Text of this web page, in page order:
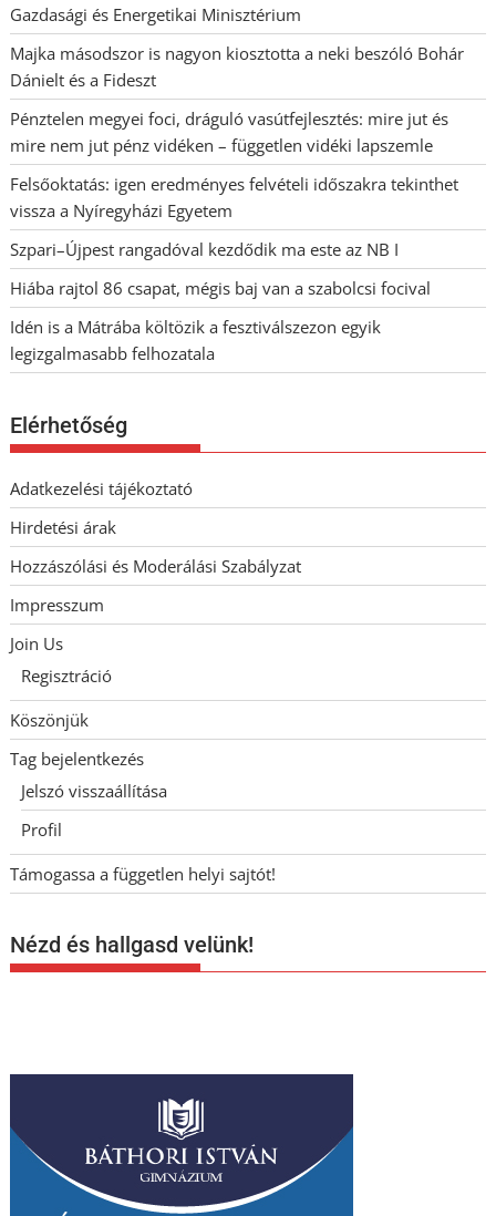
Gazdasági és Energetikai Minisztérium
Majka másodszor is nagyon kiosztotta a neki beszóló Bohár
Dánielt és a Fideszt
Pénztelen megyei foci, dráguló vasútfejlesztés: mire jut és
mire nem jut pénz vidéken – független vidéki lapszemle
Felsőoktatás: igen eredményes felvételi időszakra tekinthet
vissza a Nyíregyházi Egyetem
Szpari–Újpest rangadóval kezdődik ma este az NB I
Hiába rajtol 86 csapat, mégis baj van a szabolcsi focival
Idén is a Mátrába költözik a fesztiválszezon egyik
legizgalmasabb felhozatala
Elérhetőség
Adatkezelési tájékoztató
Hirdetési árak
Hozzászólási és Moderálási Szabályzat
Impresszum
Join Us
Regisztráció
Köszönjük
Tag bejelentkezés
Jelszó visszaállítása
Profil
Támogassa a független helyi sajtót!
Nézd és hallgasd velünk!